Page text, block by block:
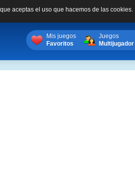
aceptas el uso que hacemos de las cookies.
Mis juegos
Favoritos
Juegos
Multijugador